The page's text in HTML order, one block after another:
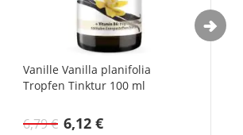
Vanille Vanilla planifolia
Tropfen Tinktur 100 ml
6,12 €
6,79 €